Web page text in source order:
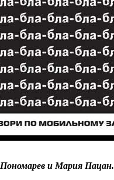
и Мария Пацан.